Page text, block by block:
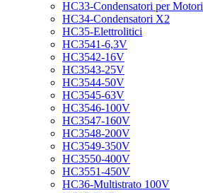
HC33-Condensatori per Motori
HC34-Condensatori X2
HC35-Elettrolitici
HC3541-6,3V
HC3542-16V
HC3543-25V
HC3544-50V
HC3545-63V
HC3546-100V
HC3547-160V
HC3548-200V
HC3549-350V
HC3550-400V
HC3551-450V
HC36-Multistrato 100V